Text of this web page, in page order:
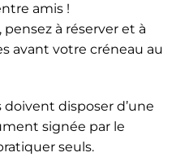
amis !
à réserver et à
avant votre créneau au
doivent disposer d’une
signée par le
seuls.